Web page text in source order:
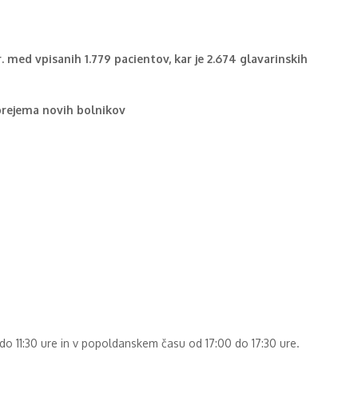
med vpisanih 1.779 pacientov, kar je 2.674 glavarinskih
novih bolnikov
11:30 ure in v popoldanskem času od 17:00 do 17:30 ure.